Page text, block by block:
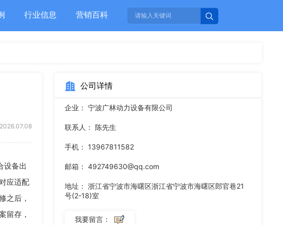
行业信息 营销百科
2026.07.08
设备出
应适配
之后，
留存，
公司详情
企业： 宁波广林动力设备有限公司
联系人： 陈先生
手机： 13967811582
邮箱： 492749630@qq.com
地址：
浙江省宁波市海曙区浙江省宁波市海曙区郎官巷21
号(2-18)室
我要留言：